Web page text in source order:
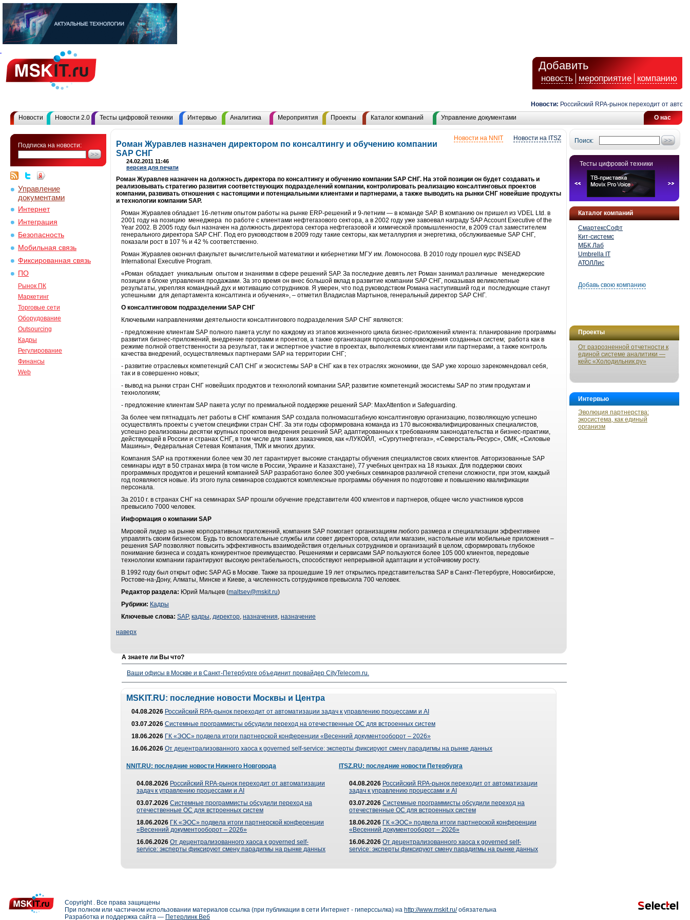
Добавить
новость мероприятие компанию
Новости: Российский RPA-рынок переходит от
О нас
Новости Новости 2.0 Тесты цифровой техники Интервью Аналитика Мероприятия Проекты Каталог компаний Управление документами
Подписка на новости:
Управление
документами
Интернет
Интеграция
Безопасность
Мобильная связь
Фиксированная связь
ПО
Рынок ПК
Маркетинг
Торговые сети
Оборудование
Outsourcing
Кадры
Регулирование
Финансы
Web
Поиск:
Тесты цифровой техники
Каталог компаний
СмартексСофт
Кит-системс
МБК Лаб
Umbrella IT
АТОЛЛис
Добавь свою компанию
Проекты
От разрозненной отчетности к
единой системе аналитики —
кейс «Холодильник.ру»
Интервью
Эволюция партнерства:
экосистема, как единый
организм
Новости на ITSZ
Новости на NNIT
Роман Журавлев назначен директором по консалтингу и обучению компании
SAP СНГ
24.02.2011 11:46
версия для печати
Роман Журавлев назначен на должность директора по консалтингу и обучению компании SAP СНГ. На этой позиции он будет создавать и
реализовывать стратегию развития соответствующих подразделений компании, контролировать реализацию консалтинговых проектов
компании, развивать отношения с настоящими и потенциальными клиентами и партнерами, а также выводить на рынки СНГ новейшие продукты
и технологии компании SAP.
Роман Журавлев обладает 16-летним опытом работы на рынке ERP-решений и 9-летним — в команде SAP. В компанию он пришел из VDEL Ltd. в
2001 году на позицию менеджера по работе с клиентами нефтегазового сектора, а в 2002 году уже завоевал награду SAP Account Executive of the
Year 2002. В 2005 году был назначен на должность директора сектора нефтегазовой и химической промышленности, в 2009 стал заместителем
генерального директора SAP СНГ. Под его руководством в 2009 году такие секторы, как металлургия и энергетика, обслуживаемые SAP СНГ,
показали рост в 107 % и 42 % соответственно.
Роман Журавлев окончил факультет вычислительной математики и кибернетики МГУ им. Ломоносова. В 2010 году прошел курс INSEAD
International Executive Program.
«Роман обладает уникальным опытом и знаниями в сфере решений SAP. За последние девять лет Роман занимал различные менеджерские
позиции в блоке управления продажами. За это время он внес большой вклад в развитие компании SAP СНГ, показывая великолепные
результаты, укрепляя командный дух и мотивацию сотрудников. Я уверен, что под руководством Романа наступивший год и последующие станут
успешными для департамента консалтинга и обучения», – отметил Владислав Мартынов, генеральный директор SAP СНГ.
О консалтинговом подразделении SAP СНГ
Ключевыми направлениями деятельности консалтингового подразделения SAP СНГ являются:
- предложение клиентам SAP полного пакета услуг по каждому из этапов жизненного цикла бизнес-приложений клиента: планирование программы
развития бизнес-приложений, внедрение программ и проектов, а также организация процесса сопровождения созданных систем; работа как в
режиме полной ответственности за результат, так и экспертное участие в проектах, выполняемых клиентами или партнерами, а также контроль
качества внедрений, осуществляемых партнерами SAP на территории СНГ;
- развитие отраслевых компетенций САП СНГ и экосистемы SAP в СНГ как в тех отраслях экономики, где SAP уже хорошо зарекомендовал себя,
так и в совершенно новых;
- вывод на рынки стран СНГ новейших продуктов и технологий компании SAP, развитие компетенций экосистемы SAP по этим продуктам и
технологиям;
- предложение клиентам SAP пакета услуг по премиальной поддержке решений SAP: MaxAttention и Safeguarding.
За более чем пятнадцать лет работы в СНГ компания SAP создала полномасштабную консалтинговую организацию, позволяющую успешно
осуществлять проекты с учетом специфики стран СНГ. За эти годы сформирована команда из 170 высококвалифицированных специалистов,
успешно реализованы десятки крупных проектов внедрения решений SAР, адаптированных к требованиям законодательства и бизнес-практики,
действующей в России и странах СНГ, в том числе для таких заказчиков, как «ЛУКОЙЛ, «Сургутнефтегаз», «Северсталь-Ресурс», ОМК, «Силовые
Машины», Федеральная Сетевая Компания, ТМК и многих других.
Компания SAP на протяжении более чем 30 лет гарантирует высокие стандарты обучения специалистов своих клиентов. Авторизованные SAP
семинары идут в 50 странах мира (в том числе в России, Украине и Казахстане), 77 учебных центрах на 18 языках. Для поддержки своих
программных продуктов и решений компанией SAP разработано более 300 учебных семинаров различной степени сложности, при этом, каждый
год появляются новые. Из этого пула семинаров создаются комплексные программы обучения по подготовке и повышению квалификации
персонала.
За 2010 г. в странах СНГ на семинарах SAP прошли обучение представители 400 клиентов и партнеров, общее число участников курсов
превысило 7000 человек.
Информация о компании SAP
Мировой лидер на рынке корпоративных приложений, компания SAP помогает организациям любого размера и специализации эффективнее
управлять своим бизнесом. Будь то вспомогательные службы или совет директоров, склад или магазин, настольные или мобильные приложения –
решения SAP позволяют повысить эффективность взаимодействия отдельных сотрудников и организаций в целом, сформировать глубокое
понимание бизнеса и создать конкурентное преимущество. Решениями и сервисами SAP пользуются более 105 000 клиентов, передовые
технологии компании гарантируют высокую рентабельность, способствуют непрерывной адаптации и устойчивому росту.
В 1992 году был открыт офис SAP AG в Москве. Также за прошедшие 19 лет открылись представительства SAP в Санкт-Петербурге, Новосибирске,
Ростове-на-Дону, Алматы, Минске и Киеве, а численность сотрудников превысила 700 человек.
Редактор раздела: Юрий Мальцев (maltsev@mskit.ru)
Рубрики: Кадры
Ключевые слова: SAP, кадры, директор, назначения, назначение
наверх
А знаете ли Вы что?
Ваши офисы в Москве и в Санкт-Петербурге объединит провайдер CityTelecom.ru.
MSKIT.RU: последние новости Москвы и Центра
04.08.2026 Российский RPA-рынок переходит от автоматизации задач к управлению процессами и AI
03.07.2026 Системные программисты обсудили переход на отечественные ОС для встроенных систем
18.06.2026 ГК «ЭОС» подвела итоги партнерской конференции «Весенний документооборот – 2026»
16.06.2026 От децентрализованного хаоса к governed self-service: эксперты фиксируют смену парадигмы на рынке данных
NNIT.RU: последние новости Нижнего Новгорода
04.08.2026 Российский RPA-рынок переходит от автоматизации
задач к управлению процессами и AI
03.07.2026 Системные программисты обсудили переход на
отечественные ОС для встроенных систем
18.06.2026 ГК «ЭОС» подвела итоги партнерской конференции
«Весенний документооборот – 2026»
16.06.2026 От децентрализованного хаоса к governed self-
service: эксперты фиксируют смену парадигмы на рынке данных
ITSZ.RU: последние новости Петербурга
04.08.2026 Российский RPA-рынок переходит от автоматизации
задач к управлению процессами и AI
03.07.2026 Системные программисты обсудили переход на
отечественные ОС для встроенных систем
18.06.2026 ГК «ЭОС» подвела итоги партнерской конференции
«Весенний документооборот – 2026»
16.06.2026 От децентрализованного хаоса к governed self-
service: эксперты фиксируют смену парадигмы на рынке данных
Copyright . Все права защищены
При полном или частичном использовании материалов ссылка (при публикации в сети Интернет - гиперссылка) на http://www.mskit.ru/обязательна
Разработка и поддержка сайта — Петерлинк Веб